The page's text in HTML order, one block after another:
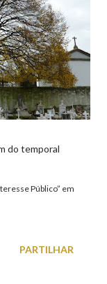
do temporal
Público” em
PARTILHAR